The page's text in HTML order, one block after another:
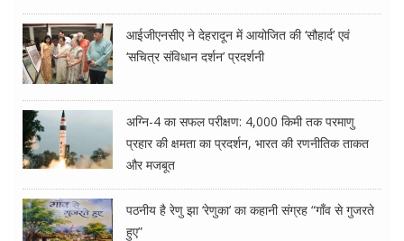
आईजीएनसीए ने देहरादून में आयोजित की ‘सौहार्द’ एवं
‘सचित्र संविधान दर्शन’ प्रदर्शनी
अग्नि-4 का सफल परीक्षण: 4,000 किमी तक परमाणु
प्रहार की क्षमता का प्रदर्शन, भारत की रणनीतिक ताकत
और मजबूत
पठनीय है रेणु झा ‘रेणुका’ का कहानी संग्रह “गाँव से गुजरते
हुए”